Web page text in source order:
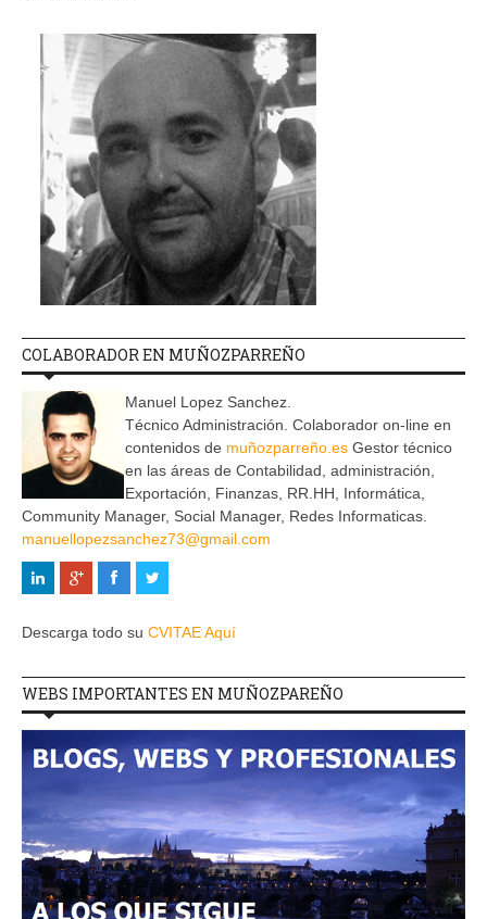
COLABORADOR EN MUÑOZPARREÑO
Manuel Lopez Sanchez.
Técnico Administración. Colaborador on-line en
contenidos de muñozparreño.es Gestor técnico
en las áreas de Contabilidad, administración,
Exportación, Finanzas, RR.HH, Informática,
Community Manager, Social Manager, Redes Informaticas.
manuellopezsanchez73@gmail.com
Descarga todo su CVITAE Aquí
WEBS IMPORTANTES EN MUÑOZPAREÑO